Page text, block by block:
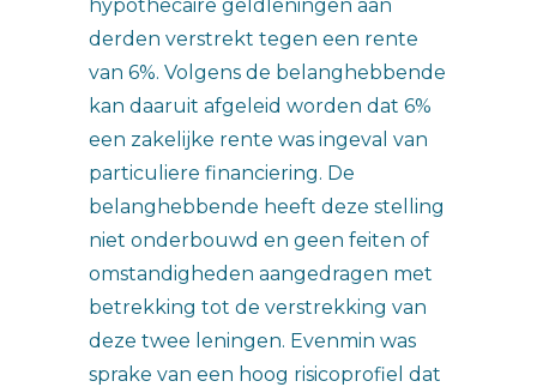
hypothecaire geldleningen aan
derden verstrekt tegen een rente
van 6%. Volgens de belanghebbende
kan daaruit afgeleid worden dat 6%
een zakelijke rente was ingeval van
particuliere financiering. De
belanghebbende heeft deze stelling
niet onderbouwd en geen feiten of
omstandigheden aangedragen met
betrekking tot de verstrekking van
deze twee leningen. Evenmin was
sprake van een hoog risicoprofiel dat